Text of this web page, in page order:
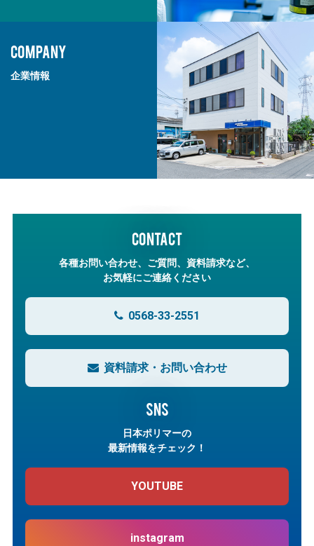
COMPANY
企業情報
CONTACT
各種お問い合わせ、ご質問、資料請求など、
お気軽にご連絡ください
0568-33-2551
資料請求・お問い合わせ
SNS
日本ポリマーの
最新情報をチェック！
YOUTUBE
instagram